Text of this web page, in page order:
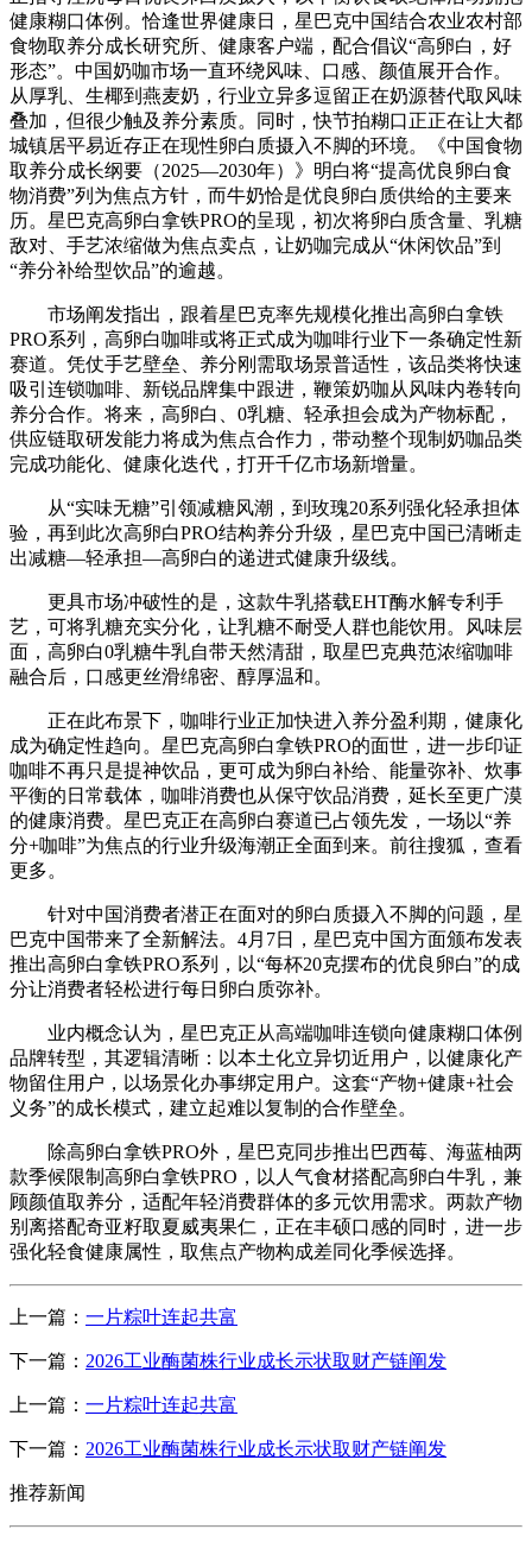
健康糊口体例。恰逢世界健康日，星巴克中国结合农业农村部
食物取养分成长研究所、健康客户端，配合倡议“高卵白，好
形态”。中国奶咖市场一直环绕风味、口感、颜值展开合作。
从厚乳、生椰到燕麦奶，行业立异多逗留正在奶源替代取风味
叠加，但很少触及养分素质。同时，快节拍糊口正正在让大都
城镇居平易近存正在现性卵白质摄入不脚的环境。《中国食物
取养分成长纲要（2025—2030年）》明白将“提高优良卵白食
物消费”列为焦点方针，而牛奶恰是优良卵白质供给的主要来
历。星巴克高卵白拿铁PRO的呈现，初次将卵白质含量、乳糖
敌对、手艺浓缩做为焦点卖点，让奶咖完成从“休闲饮品”到
“养分补给型饮品”的逾越。
市场阐发指出，跟着星巴克率先规模化推出高卵白拿铁
PRO系列，高卵白咖啡或将正式成为咖啡行业下一条确定性新
赛道。凭仗手艺壁垒、养分刚需取场景普适性，该品类将快速
吸引连锁咖啡、新锐品牌集中跟进，鞭策奶咖从风味内卷转向
养分合作。将来，高卵白、0乳糖、轻承担会成为产物标配，
供应链取研发能力将成为焦点合作力，带动整个现制奶咖品类
完成功能化、健康化迭代，打开千亿市场新增量。
从“实味无糖”引领减糖风潮，到玫瑰20系列强化轻承担体
验，再到此次高卵白PRO结构养分升级，星巴克中国已清晰走
出减糖—轻承担—高卵白的递进式健康升级线。
更具市场冲破性的是，这款牛乳搭载EHT酶水解专利手
艺，可将乳糖充实分化，让乳糖不耐受人群也能饮用。风味层
面，高卵白0乳糖牛乳自带天然清甜，取星巴克典范浓缩咖啡
融合后，口感更丝滑绵密、醇厚温和。
正在此布景下，咖啡行业正加快进入养分盈利期，健康化
成为确定性趋向。星巴克高卵白拿铁PRO的面世，进一步印证
咖啡不再只是提神饮品，更可成为卵白补给、能量弥补、炊事
平衡的日常载体，咖啡消费也从保守饮品消费，延长至更广漠
的健康消费。星巴克正在高卵白赛道已占领先发，一场以“养
分+咖啡”为焦点的行业升级海潮正全面到来。前往搜狐，查看
更多。
针对中国消费者潜正在面对的卵白质摄入不脚的问题，星
巴克中国带来了全新解法。4月7日，星巴克中国方面颁布发表
推出高卵白拿铁PRO系列，以“每杯20克摆布的优良卵白”的成
分让消费者轻松进行每日卵白质弥补。
业内概念认为，星巴克正从高端咖啡连锁向健康糊口体例
品牌转型，其逻辑清晰：以本土化立异切近用户，以健康化产
物留住用户，以场景化办事绑定用户。这套“产物+健康+社会
义务”的成长模式，建立起难以复制的合作壁垒。
除高卵白拿铁PRO外，星巴克同步推出巴西莓、海蓝柚两
款季候限制高卵白拿铁PRO，以人气食材搭配高卵白牛乳，兼
顾颜值取养分，适配年轻消费群体的多元饮用需求。两款产物
别离搭配奇亚籽取夏威夷果仁，正在丰硕口感的同时，进一步
强化轻食健康属性，取焦点产物构成差同化季候选择。
上一篇： 一片粽叶连起共富
下一篇： 2026工业酶菌株行业成长示状取财产链阐发
上一篇： 一片粽叶连起共富
下一篇： 2026工业酶菌株行业成长示状取财产链阐发
推荐新闻